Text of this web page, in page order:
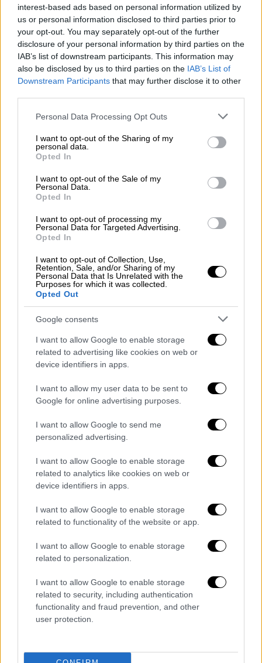
interest-based ads based on personal information utilized by
us or personal information disclosed to third parties prior to
your opt-out. You may separately opt-out of the further
disclosure of your personal information by third parties on the
IAB’s list of downstream participants. This information may
also be disclosed by us to third parties on the IAB’s List of
Downstream Participants that may further disclose it to other
Please note that this website/app uses one or more Google
not limited to your visit or usage behaviour. You may click to
grant or deny consent to Google and its third-party tags to
use your data for below specified purposes in below Google
consent section.
Personal Data Processing Opt Outs
I want to opt-out of the Sharing of my
personal data.
Opted In
I want to opt-out of the Sale of my
Personal Data.
Opted In
I want to opt-out of processing my
Personal Data for Targeted Advertising.
Opted In
I want to opt-out of Collection, Use,
Retention, Sale, and/or Sharing of my
Personal Data that Is Unrelated with the
Purposes for which it was collected.
Opted Out
Google consents
I want to allow Google to enable storage
related to advertising like cookies on web or
device identifiers in apps.
I want to allow my user data to be sent to
Google for online advertising purposes.
I want to allow Google to send me
personalized advertising.
I want to allow Google to enable storage
related to analytics like cookies on web or
device identifiers in apps.
I want to allow Google to enable storage
related to functionality of the website or app.
I want to allow Google to enable storage
related to personalization.
I want to allow Google to enable storage
related to security, including authentication
functionality and fraud prevention, and other
user protection.
Εως και σήμερα, πάντως, σύμφωνα και με τις
έρευνες καταναλωτή που διενεργεί το ΙΟΒΕ,
το ποσοστό του πληθυσμού που δηλώνει ότι
προτίθεται να αγοράσει νέα κατοικία το
επόμενο 12μηνο στην Ελλάδα παρουσιάζει
συστηματικά μία από τις χαμηλότερες
επιδόσεις στην ΕΕ12. Από τις αρχές του
2018 άρχισαν να διαφαίνονται τάσεις
ενίσχυσης της πρόθεσης αγοράς και
επισκευής κατοικίας, οι οποίες με κάποιες
διακυμάνσεις συνεχίστηκαν έως το 2024,
αλλά με μικρά ποσοστά (0,7% του πληθυσμού
αναφέρει ως πολύ πιθανό το ενδεχόμενο
το ενδεχόμενο για επισκευή της κατοικίας
Σχολιάζοντας τα ευρήματα ο γενικός
διευθυντής του ΙΟΒΕ, καθηγητής,
Νίκος
Βέτταςανέφερε ότι οι τιμές φαίνεται να
επέστρεψαν στα προ κρίσης επίπεδα, αλλά
με μεγάλες διαφοροποιήσεις ακόμα και
εντός της ίδιας πόλης. Παράλληλα
εντοπίζεται μία σαφής ανισορροπία ανάμεσα
στο απόθεμα των κατοικιών και τις ανάγκες.
Οι προοπτικές
Οι μελετητές ανέλυσαν δύο βασικά σενάρια
για το άμεσο μέλλον της εγχώριας
αισιόδοξο σενάριο προβλέπει ότι οι
επιπτώσεις θα περιοριστούν σε ποσοστό
κατοικίες που εκδόθηκαν το 2024 (κυρίως
για τους μήνες Νοέμβριο και Δεκέμβριο),
οδηγώντας σε μια πτώση κατά περίπου 20%
στη δραστηριότητα το 2026.
Αντίθετα, το απαισιόδοξο σενάριο
προβλέπει μείωση κατά 40% στην επιφάνεια
των αδειών που θα εκδοθούν εντός του
2025, γεγονός που μεταφράζεται σε
κατά 13% σε σύγκριση με το αισιόδοξο